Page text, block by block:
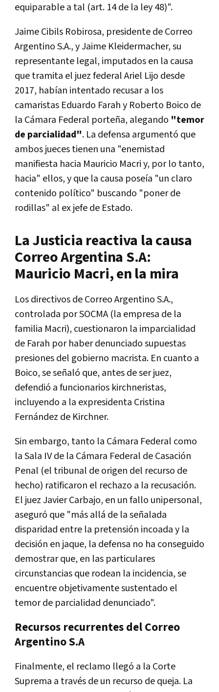
equiparable a tal (art. 14 de la ley 48)".
Jaime Cibils Robirosa, presidente de Correo
Argentino S.A., y Jaime Kleidermacher, su
representante legal, imputados en la causa
que tramita el juez federal Ariel Lijo desde
2017, habían intentado recusar a los
camaristas Eduardo Farah y Roberto Boico de
la Cámara Federal porteña, alegando "temor
de parcialidad". La defensa argumentó que
ambos jueces tienen una "enemistad
manifiesta hacia Mauricio Macri y, por lo tanto,
hacia" ellos, y que la causa poseía "un claro
contenido político" buscando "poner de
rodillas" al ex jefe de Estado.
La Justicia reactiva la causa
Correo Argentina S.A:
Mauricio Macri, en la mira
Los directivos de Correo Argentino S.A.,
controlada por SOCMA (la empresa de la
familia Macri), cuestionaron la imparcialidad
de Farah por haber denunciado supuestas
presiones del gobierno macrista. En cuanto a
Boico, se señaló que, antes de ser juez,
defendió a funcionarios kirchneristas,
incluyendo a la expresidenta Cristina
Fernández de Kirchner.
Sin embargo, tanto la Cámara Federal como
la Sala IV de la Cámara Federal de Casación
Penal (el tribunal de origen del recurso de
hecho) ratificaron el rechazo a la recusación.
El juez Javier Carbajo, en un fallo unipersonal,
aseguró que "más allá de la señalada
disparidad entre la pretensión incoada y la
decisión en jaque, la defensa no ha conseguido
demostrar que, en las particulares
circunstancias que rodean la incidencia, se
encuentre objetivamente sustentado el
temor de parcialidad denunciado".
Recursos recurrentes del Correo
Argentino S.A
Finalmente, el reclamo llegó a la Corte
Suprema a través de un recurso de queja. La